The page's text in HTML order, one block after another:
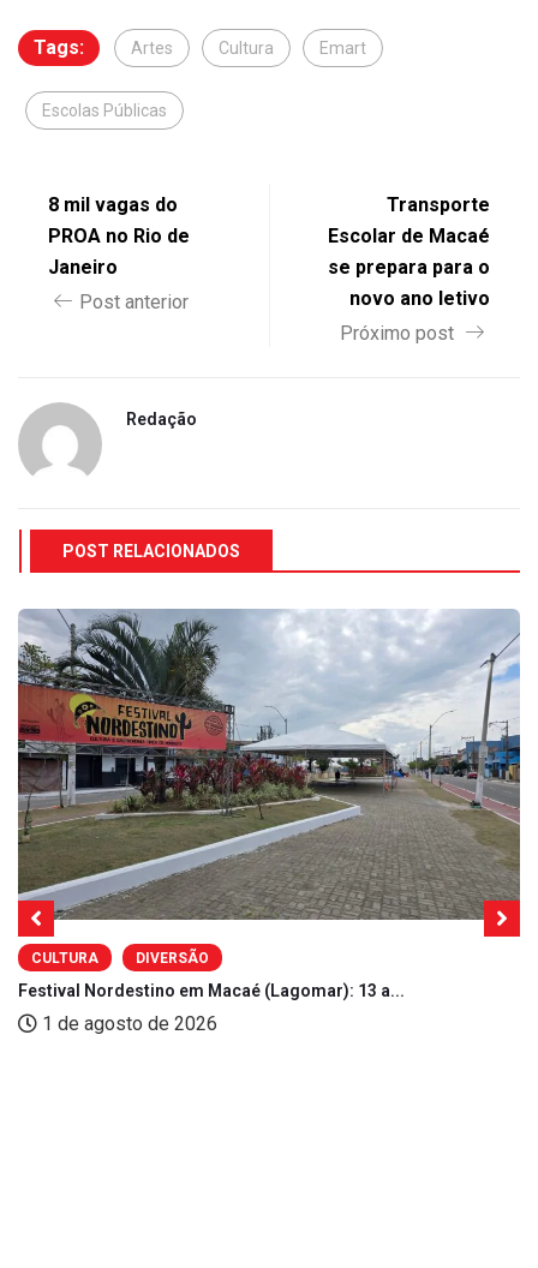
Tags: Artes Cultura Emart
Escolas Públicas
8 mil vagas do
PROA no Rio de
Janeiro
Post anterior
Transporte
Escolar de Macaé
se prepara para o
novo ano letivo
Próximo post
Redação
POST RELACIONADOS
CULTURA DIVERSÃO
Festival Nordestino em Macaé (Lagomar): 13 a...
1 de agosto de 2026